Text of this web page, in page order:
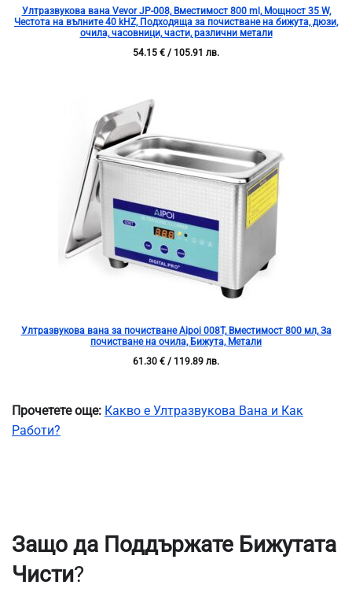
Ултразвукова вана Vevor JP-008, Вместимост 800 ml, Мощност 35 W,
Честота на вълните 40 kHZ, Подходяща за почистване на бижута, дюзи,
очила, часовници, части, различни метали
54.15 € / 105.91 лв.
Ултразвукова вана за почистване Aipoi 008T, Вместимост 800 мл, За
почистване на очила, Бижута, Метали
61.30 € / 119.89 лв.
Прочетете още: Какво е Ултразвукова Вана и Как
Работи?
Защо да Поддържате Бижутата
Чисти?